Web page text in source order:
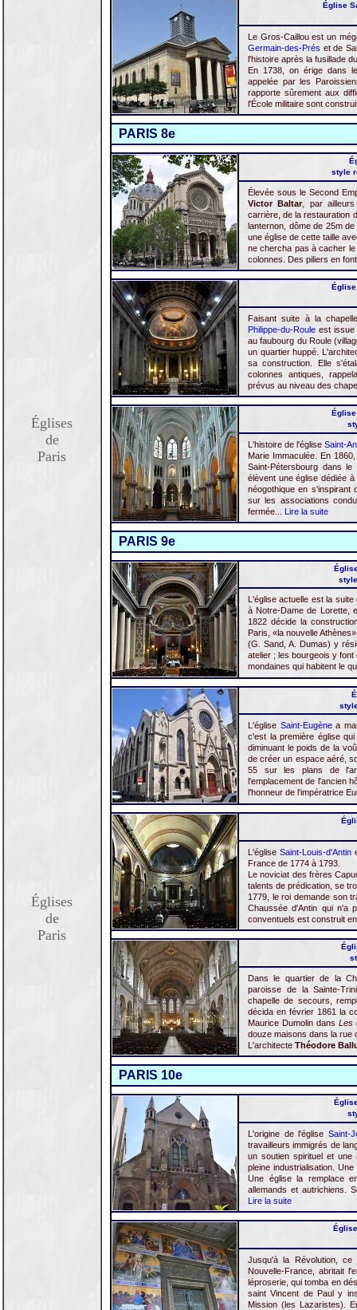
Églises
de
Paris
Églises
de
Paris
Église
Le Gros-Caillou est un
Germain-des-Prés et de
l'histoire après la fusillade
En 1738, on érige dans
appelée par les
rapporte sûrement aux
l'École militaire sont
PARIS 8e
style
Élevée sous le Second
Victor Baltar, par
carrière, de la restauration
lanternon, dôme de 25m
une église de cette taille
ne chercha pas à cacher
colonnes. Des piliers en
Église
Faisant suite à la
Philippe-du-Roule est issue
au faubourg du Roule
un quartier huppé.
sa construction. Elle
colonnes antiques,
prévus au niveau des
Église
L'histoire de l'égliseSaint-
Marie Immaculée. En
Saint-Pétersbourg dans
élèvent une église dédiée
néogothique en s'inspirant
sur les associations
fermée... Lire la suite
PARIS 9e
L'église actuelle est la
à Notre-Dame de Lorette,
1822 décide la
Paris, «la nouvelle
(G. Sand, A. Dumas) y
atelier ; les bourgeois y
mondaines qui habitent le
L'église Saint-Eugènea
c'est la première église
diminuant le poids de la
de créer un espace aéré,
55 sur les plans de
l'emplacement de l'ancien
l'honneur de l'impératrice
L'égliseSaint-Louis-d'Antin
France de 1774 à 1793.
Le noviciat des frères
talents de prédication, se
1779, le roi demande son
Chaussée d'Antin qui n'a
conventuels est construit
Dans le quartier de la
paroisse de la Sainte-
chapelle de secours,
décida en février 1861 la
Maurice Dumolin dans Les
douze maisons dans la rue
L'architecte Théodore
PARIS 10e
L'origine de l'église Saint-
travailleurs immigrés de
un soutien spirituel et
pleine industrialisation.
Une église la remplace
allemands et autrichiens.
Lire la suite
Jusqu'à la Révolution,
Nouvelle-France, abritait
léproserie, qui tomba en
saint Vincent de Paul y
Mission (les Lazaristes).